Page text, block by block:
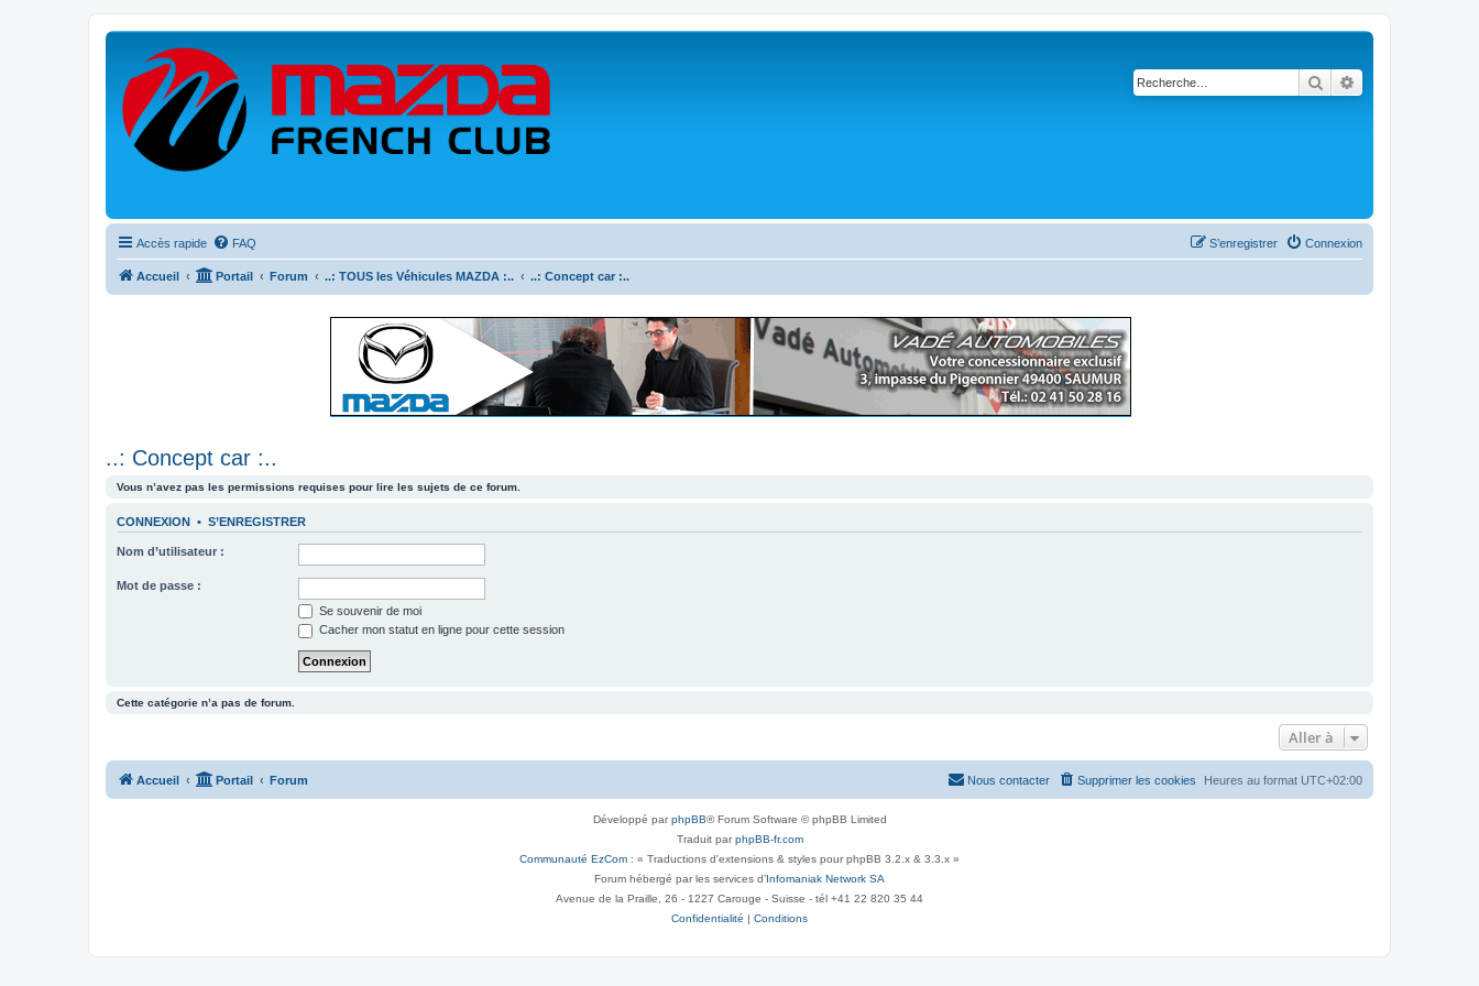
Rechercher
Accès rapide FAQ Connexion
S’enregistrer
Accueil Portail Forum ..: TOUS les Véhicules MAZDA :.. ..: Concept car :..
..: Concept car :..
Vous n’avez pas les permissions requises pour lire les sujets de ce forum.
CONNEXION • S’ENREGISTRER
Nom d’utilisateur :
Mot de passe :
Se souvenir de moi
Cacher mon statut en ligne pour cette session
Cette catégorie n’a pas de forum.
Aller à
Accueil Portail Forum Heures au format UTC+02:00
Supprimer les cookies
Nous contacter
Développé parphpBB® Forum Software © phpBB Limited
Traduit parphpBB-fr.com
Communauté EzCom : « Traductions d'extensions & styles pour phpBB 3.2.x & 3.3.x »
Forum hébergé par les services d’Infomaniak Network SA
Avenue de la Praille, 26 - 1227 Carouge - Suisse - tél +41 22 820 35 44
Confidentialité | Conditions